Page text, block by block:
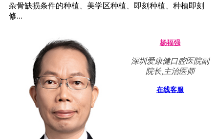
杂骨缺损条件的种植、美学区种植、即刻种植、种植即刻
修...
杨福强
深圳爱康健口腔医院副
院长,主治医师
在线客服